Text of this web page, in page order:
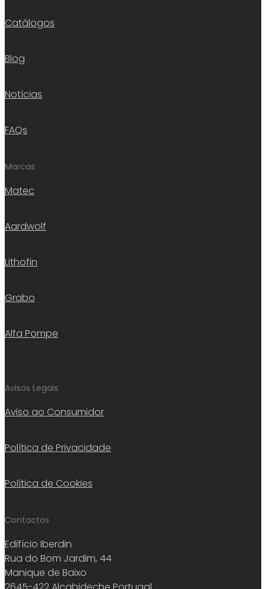
Catálogos
Blog
Notícias
FAQs
Marcas
Matec
Aardwolf
Lithofin
Grabo
Alfa Pompe
Avisos Legais
Aviso ao Consumidor
Política de Privacidade
Política de Cookies
Contactos
Edifício Iberdin
Rua do Bom Jardim, 44
Manique de Baixo